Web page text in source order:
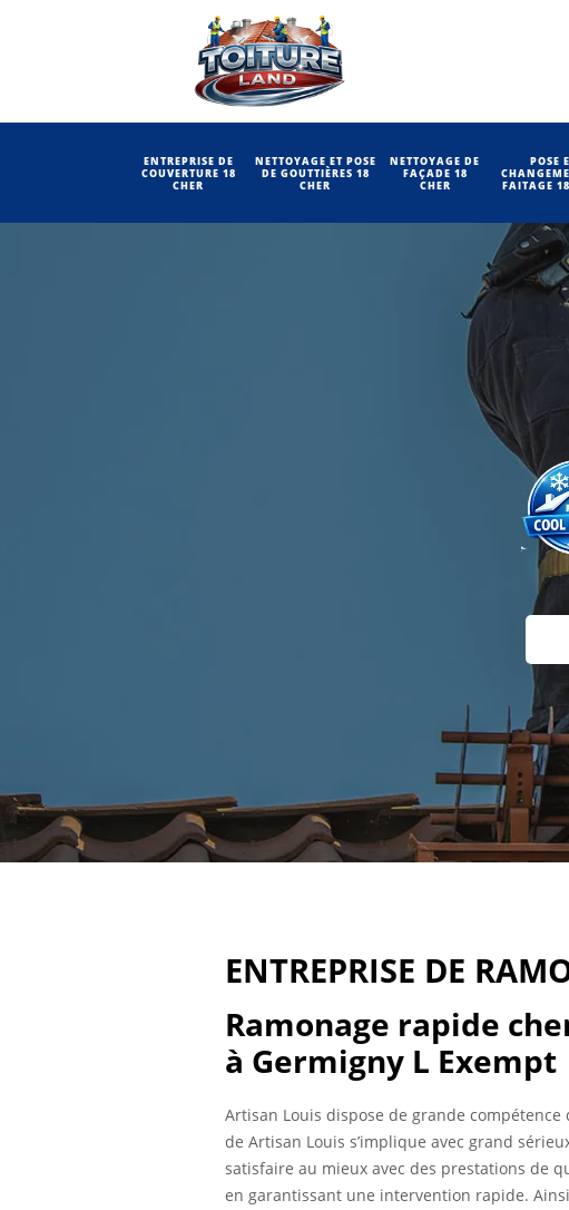
ENTREPRISE DE
COUVERTURE 18
CHER
NETTOYAGE ET POSE
DE GOUTTIÈRES 18
CHER
NETTOYAGE DE
FAÇADE 18
CHER
POSE
FAITAGE
ENTREPRISE DE
Ramonage rapide
à Germigny L Exempt
Artisan Louis dispose de grande
de Artisan Louis s’implique avec grand
satisfaire au mieux avec des prestations de
en garantissant une intervention rapide.